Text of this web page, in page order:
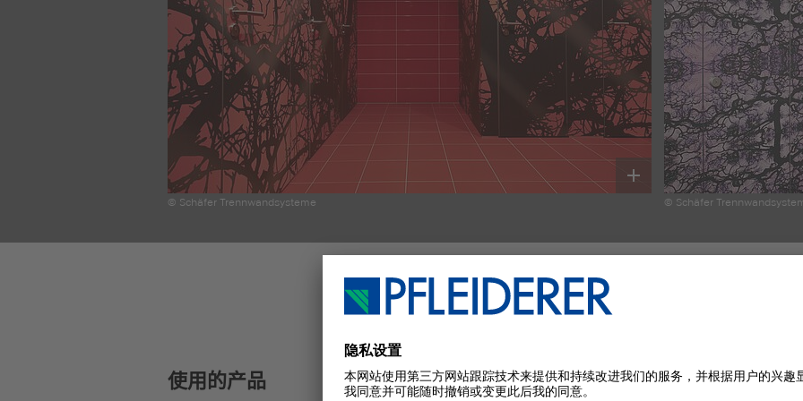
© Schäfer Trennwandsysteme © Schäfer
使用的产品